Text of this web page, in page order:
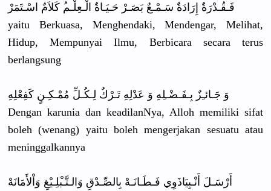
فَـقُـدْرَ ةٌ إِرَادَةٌ سَـمْـعٌ بَصَـرْ حَـيَـاةٌ الْـعِلْـم ُ كَلاَمٌ اسْـتَمَرْ
yaitu Berkuasa, Menghendaki, Mendengar,
Melihat,
Hidup, Mempunyai Ilmu, Berbicara secara terus
berlangsung
وَ جَـائـِزٌ بِـفَـضْـلِهِ وَ عَدْلِهِ تَـرْكٌ لِـكُـلِّ مُمْـكِـنٍ كَفِعْلِهِ
Dengan karunia dan keadilanNya, Alloh memiliki sifat
boleh (wenang) yaitu boleh mengerjakan sesuatu atau
meninggalkannya
أَرْسَـلَ أَنْـبِيَاذَوِي فَـطَـانَـهْ بِالصِّـدْقِ وَالـتَّـبْلِـيْغِ وَاْلأَمَانَهْ